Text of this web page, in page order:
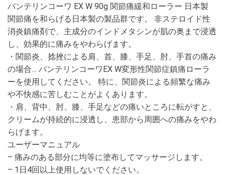
バンテリンコーワ EX W 90g 関節痛緩和ローラー 日本製
関節痛を和らげる日本製の製品群です。 非ステロイド性
消炎鎮痛剤で、主成分のインドメタシンが肌の奥まで浸透
し、効果的に痛みをやわらげます。
・関節炎、捻挫による肩、首、膝、手足、肘、手首の痛み
の場合… バンテリンコーワEX W変形性関節症鎮痛ローラ
ーを使用してください。 特に、関節炎による頻繁な痛み
や不快感に苦しむことがよくあります。
・肩、背中、肘、膝、手足などの痛いところに転がすと、
クリームが持続的に浸透し、患部から周囲への痛みをやわ
らげます。
ユーザーマニュアル
– 痛みのある部分に均等に塗布してマッサージします。
– 1日4回以上使用しないでください。